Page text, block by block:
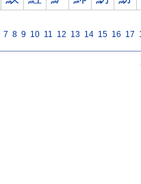
7 8 9 10 11 12 13 14 15 16 17